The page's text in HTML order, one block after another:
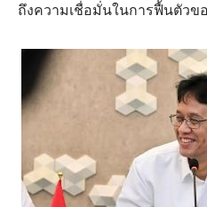
ถึงความเชื่อมั่นในการฟื้นตัวข